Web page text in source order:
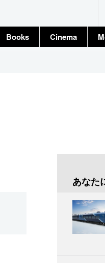
Books Cinema
あなた